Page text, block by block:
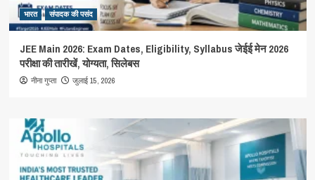
भारत संपादक की पसंद
JEE Main 2026: Exam Dates, Eligibility, Syllabus जेईई मेन 2026
परीक्षा की तारीखें, योग्यता, सिलेबस
नीना गुप्ता जुलाई 15, 2026